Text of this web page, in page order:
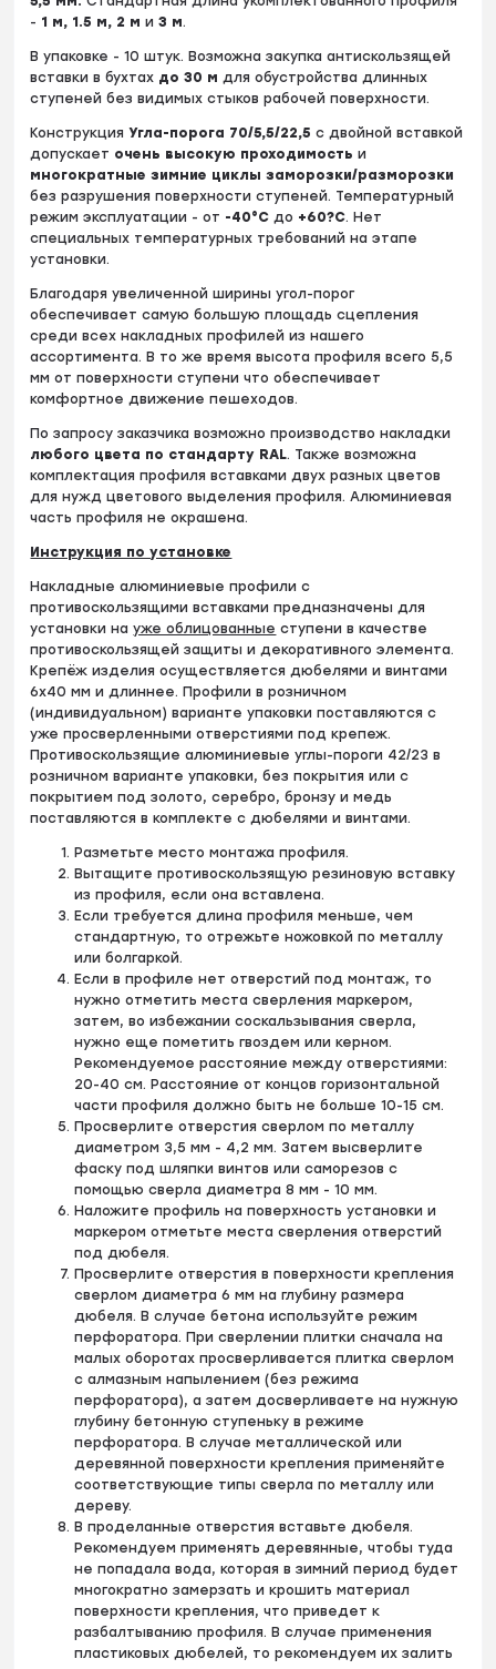
- 1 м, 1.5 м, 2 ми3 м.
В упаковке - 10 штук. Возможна закупка антискользящей
вставки в бухтах до 30 м для обустройства длинных
ступеней без видимых стыков рабочей поверхности.
КонструкцияУгла-порога 70/5,5/22,5c двойной вставкой
допускает очень высокую проходимость и
многократные зимние циклы заморозки/разморозки
без разрушения поверхности ступеней. Температурный
режим эксплуатации - от -40°С до +60?С. Нет
специальных температурных требований на этапе
установки.
Благодаря увеличенной ширины угол-порог
обеспечивает самую большую площадь сцепления
среди всех накладных профилей из нашего
ассортимента. В то же время высота профиля всего 5,5
мм от поверхности ступени что обеспечивает
комфортное движение пешеходов.
По запросу заказчика возможно производство накладки
любого цвета по стандарту RAL. Также возможна
комплектация профиля вставками двух разных цветов
для нужд цветового выделения профиля. Алюминиевая
часть профиля не окрашена.
Инструкция по установке
Накладные алюминиевые профили с
противоскользящими вставками предназначены для
установки науже облицованные ступени в качестве
противоскользящей защиты и декоративного элемента.
Крепёж изделия осуществляется дюбелями и винтами
6х40 мм и длиннее. Профили в розничном
(индивидуальном) варианте упаковки поставляются с
уже просверленными отверстиями под крепеж.
Противоскользящие алюминиевые углы-пороги 42/23 в
розничном варианте упаковки, без покрытия или с
покрытием под золото, серебро, бронзу и медь
поставляются в комплекте с дюбелями и винтами.
Разметьте место монтажа профиля.
Вытащите противоскользящую резиновую вставку
из профиля, если она вставлена.
Если требуется длина профиля меньше, чем
стандартную, то отрежьте ножовкой по металлу
или болгаркой.
Если в профиле нет отверстий под монтаж, то
нужно отметить места сверления маркером,
затем, во избежании соскальзывания сверла,
нужно еще пометить гвоздем или керном.
Рекомендуемое расстояние между отверстиями:
20-40 см. Расстояние от концов горизонтальной
части профиля должно быть не больше 10-15 см.
Просверлите отверстия сверлом по металлу
диаметром 3,5 мм - 4,2 мм. Затем высверлите
фаску под шляпки винтов или саморезов с
помощью сверла диаметра 8 мм - 10 мм.
Наложите профиль на поверхность установки и
маркером отметьте места сверления отверстий
под дюбеля.
Просверлите отверстия в поверхности крепления
сверлом диаметра 6 мм на глубину размера
дюбеля. В случае бетона используйте режим
перфоратора. При сверлении плитки сначала на
малых оборотах просверливается плитка сверлом
с алмазным напылением (без режима
перфоратора), а затем досверливаете на нужную
глубину бетонную ступеньку в режиме
перфоратора. В случае металлической или
деревянной поверхности крепления применяйте
соответствующие типы сверла по металлу или
дереву.
В проделанные отверстия вставьте дюбеля.
Рекомендуем применять деревянные, чтобы туда
не попадала вода, которая в зимний период будет
многократно замерзать и крошить материал
поверхности крепления, что приведет к
разбалтыванию профиля. В случае применения
пластиковых дюбелей, то рекомендуем их залить